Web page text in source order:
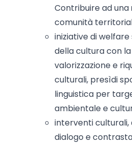
Contribuire ad una
comunità
iniziative di
della cultura con
valorizzazione e
culturali, presìdi
linguistica per
ambientale e
interventi culturali,
dialogo e